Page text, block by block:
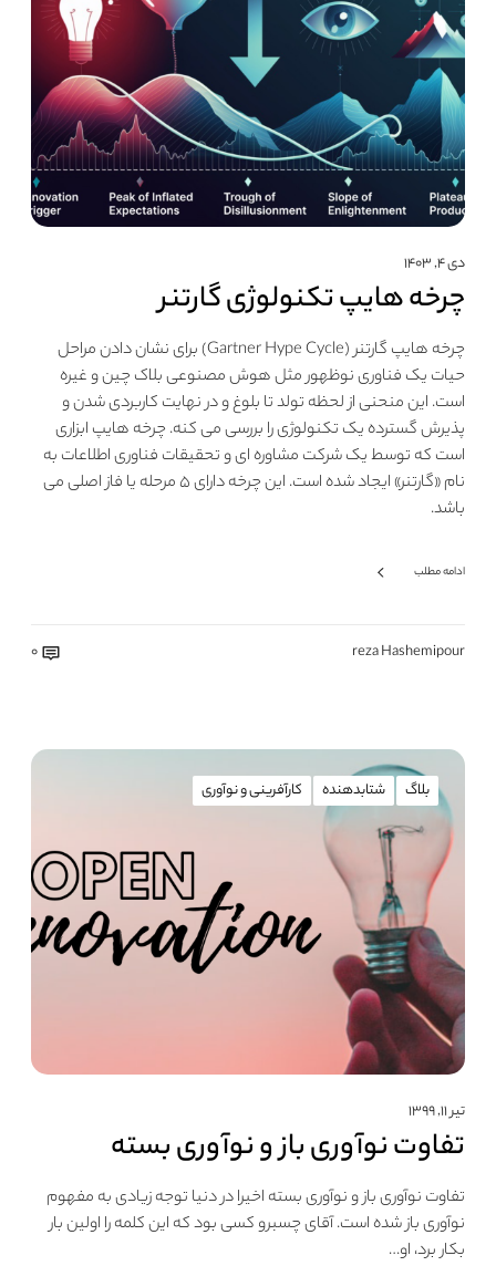
دی ۴, ۱۴۰۳
چرخه هایپ تکنولوژی گارتنر
چرخه هایپ گارتنر (Gartner Hype Cycle) براى نشان دادن مراحل
حیات یک فناوری نوظهور مثل هوش مصنوعى بلاک چین و غیره
است. این منحنى از لحظه تولد تا بلوغ و در نهایت کاربردى شدن و
پذیرش گسترده یک تکنولوژی را بررسى مى کنه. چرخه هایپ ابزاری
است که توسط یک شرکت مشاوره اى و تحقیقات فناورى اطلاعات به
نام «گارتنر» ایجاد شده است. این چرخه دارای ۵ مرحله یا فاز اصلی می
باشد.
ادامه مطلب
reza Hashemipour
0
بلاگ شتابدهنده کارآفرینی و نوآوری
تیر ۱۱, ۱۳۹۹
تفاوت نوآوری باز و نوآوری بسته
تفاوت نوآوری باز و نوآوری بسته اخیرا در دنیا توجه زیادی به مفهوم
نوآوری باز شده است. آقای چسبرو کسی بود که این کلمه را اولین بار
بکار برد، او…